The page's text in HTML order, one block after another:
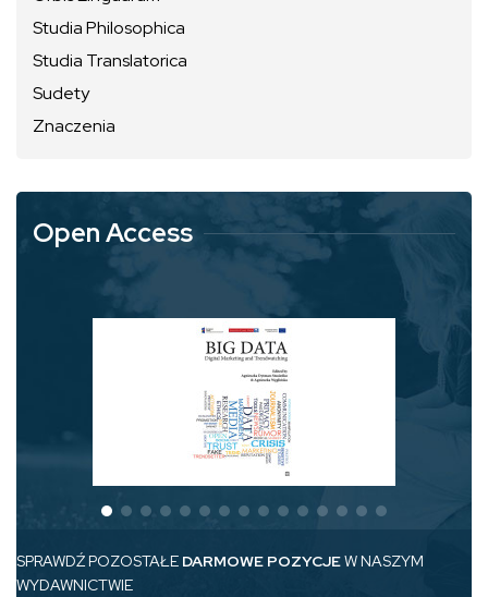
Studia Philosophica
Studia Translatorica
Sudety
Znaczenia
Open Access
SPRAWDŹ POZOSTAŁE DARMOWE POZYCJEW NASZYM
WYDAWNICTWIE